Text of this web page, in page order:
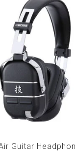
Guitar